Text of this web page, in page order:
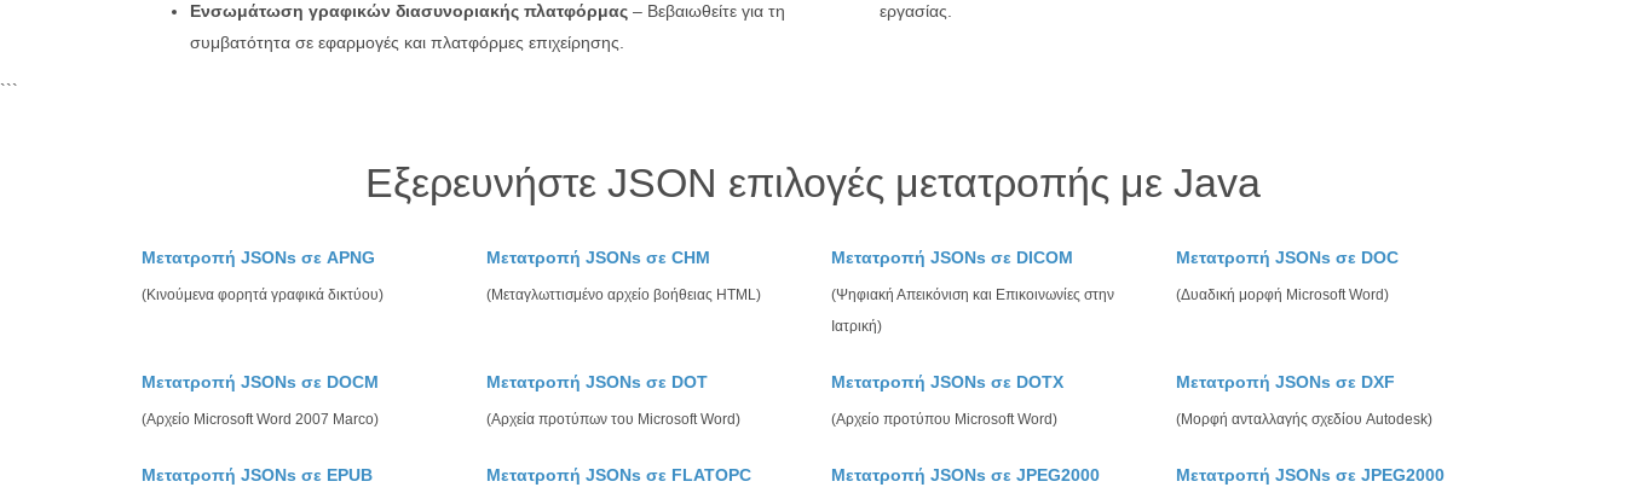
Ενσωμάτωση γραφικών διασυνοριακής πλατφόρμας – Βεβαιωθείτε για τη
συμβατότητα σε εφαρμογές και πλατφόρμες επιχείρησης.
εργασίας.
```
Εξερευνήστε JSON επιλογές μετατροπής με Java
Μετατροπή JSONs σε APNG
(Κινούμενα φορητά γραφικά δικτύου)
Μετατροπή JSONs σε CHM
(Μεταγλωττισμένο αρχείο βοήθειας HTML)
Μετατροπή JSONs σε DICOM
(Ψηφιακή Απεικόνιση και Επικοινωνίες στην
Ιατρική)
Μετατροπή JSONs σε DOC
(Δυαδική μορφή Microsoft Word)
Μετατροπή JSONs σε DOCM
(Αρχείο Microsoft Word 2007 Marco)
Μετατροπή JSONs σε DOT
(Αρχεία προτύπων του Microsoft Word)
Μετατροπή JSONs σε DOTX
(Αρχείο προτύπου Microsoft Word)
Μετατροπή JSONs σε DXF
(Μορφή ανταλλαγής σχεδίου Autodesk)
Μετατροπή JSONs σε EPUB Μετατροπή JSONs σε FLATOPC Μετατροπή JSONs σε JPEG2000 Μετατροπή JSONs σε JPEG2000